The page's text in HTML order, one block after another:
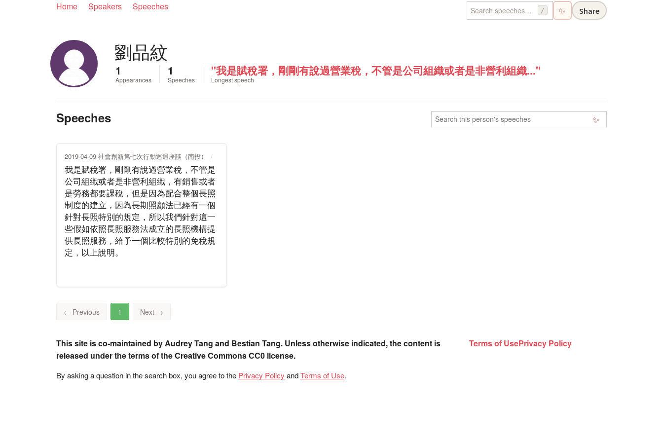
Home Speakers Speeches / ✨ Share
劉品紋
1
Appearances
1
Speeches
"我是賦稅署，剛剛有說過營業稅，不管是公司組織或者是非營利組織..."
Longest speech
Speeches ✨
2019-04-09 社會創新第七次行動巡迴座談（南投）
我是賦稅署，剛剛有說過營業稅，不管是
公司組織或者是非營利組織，有銷售或者
是勞務都要課稅，但是因為配合整個長照
制度的建立，因為長期照顧法已經有一個
針對長照特別的規定，所以我們針對這一
些假如依照長照服務法成立的長照機構提
供長照服務，給予一個比較特別的免稅規
定，以上說明。
← Previous 1 Next →
This site is co-maintained by Audrey Tang and Bestian Tang. Unless otherwise indicated, the content is
released under the terms of the Creative Commons CC0 license.
By asking a question in the search box, you agree to the Privacy Policy andTerms of Use.
Terms of UsePrivacy Policy